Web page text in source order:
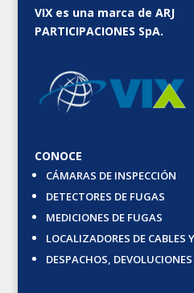
VIX es una marca de ARJ
PARTICIPACIONES SpA.
CONOCE
CÁMARAS DE INSPECCIÓN
DETECTORES DE FUGAS
MEDICIONES DE FUGAS
LOCALIZADORES DE CABLES
DESPACHOS,